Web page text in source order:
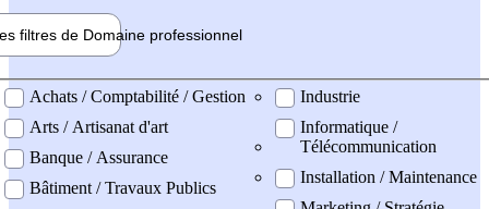
filtres de Domaine professionnel
professionel
Achats / Comptabilité / Gestion
Arts / Artisanat d'art
Banque / Assurance
Bâtiment / Travaux Publics
Industrie
Informatique /
Télécommunication
Installation / Maintenance